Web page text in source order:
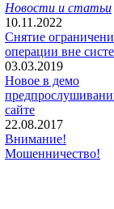
Новости и статьи
10.11.2022
Снятие
операции вне
03.03.2019
Новое в демо
сайте
22.08.2017
Внимание!
Мошенничество!